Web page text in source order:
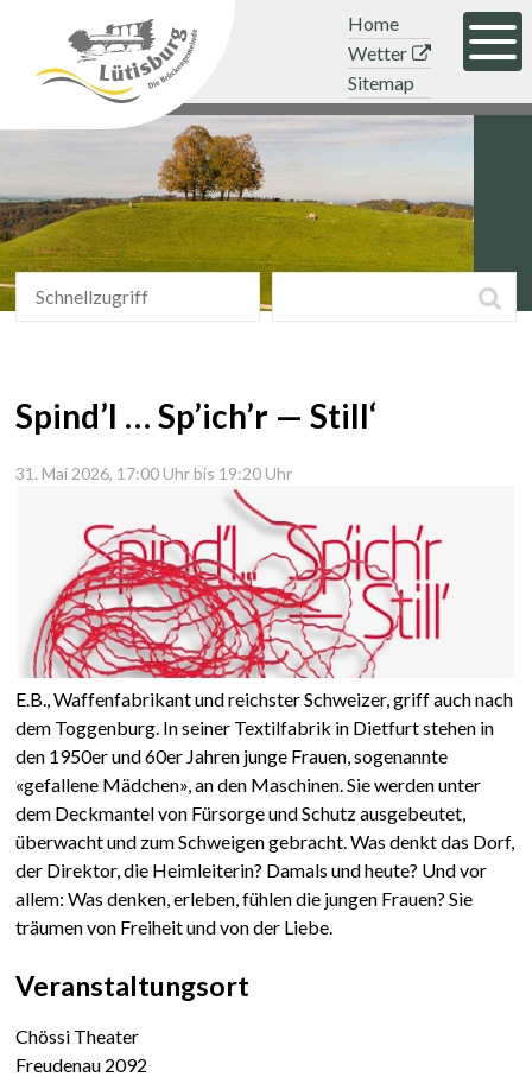
Navigieren in der Gemeinde
Schnellnavigation
Mobile Hauptnavigation Topnavigation
Home
Wetter
Sitemap
Schnellzugriff
Schnellzugriff
Spind’l … Sp’ich’r — Still‘
31. Mai 2026, 17:00 Uhr bis 19:20 Uhr
E.B., Waffenfabrikant und reichster Schweizer, griff auch nach
dem Toggenburg. In seiner Textilfabrik in Dietfurt stehen in
den 1950er und 60er Jahren junge Frauen, sogenannte
«gefallene Mädchen», an den Maschinen. Sie werden unter
dem Deckmantel von Fürsorge und Schutz ausgebeutet,
überwacht und zum Schweigen gebracht. Was denkt das Dorf,
der Direktor, die Heimleiterin? Damals und heute? Und vor
allem: Was denken, erleben, fühlen die jungen Frauen? Sie
träumen von Freiheit und von der Liebe.
Veranstaltungsort
Chössi Theater
Freudenau 2092